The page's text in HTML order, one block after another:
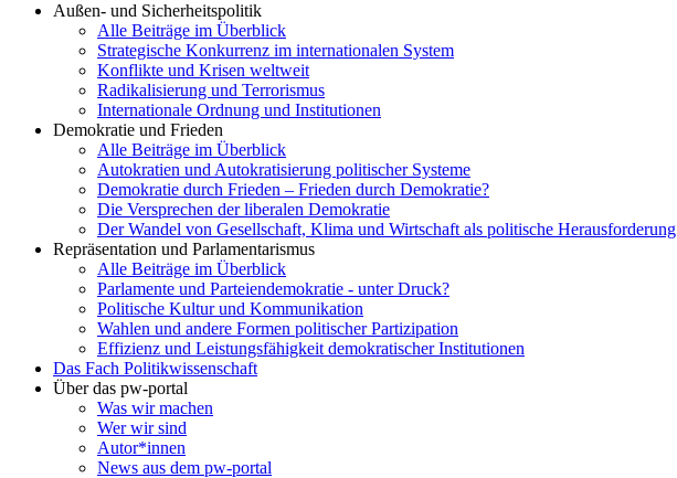
Außen- und Sicherheitspolitik
Alle Beiträge im Überblick
Strategische Konkurrenz im internationalen System
Konflikte und Krisen weltweit
Radikalisierung und Terrorismus
Internationale Ordnung und Institutionen
Demokratie und Frieden
Alle Beiträge im Überblick
Autokratien und Autokratisierung politischer Systeme
Demokratie durch Frieden – Frieden durch Demokratie?
Die Versprechen der liberalen Demokratie
Der Wandel von Gesellschaft, Klima und Wirtschaft als politische Herausforderung
Repräsentation und Parlamentarismus
Alle Beiträge im Überblick
Parlamente und Parteiendemokratie - unter Druck?
Politische Kultur und Kommunikation
Wahlen und andere Formen politischer Partizipation
Effizienz und Leistungsfähigkeit demokratischer Institutionen
Das Fach Politikwissenschaft
Über das pw-portal
Was wir machen
Wer wir sind
Autor*innen
News aus dem pw-portal